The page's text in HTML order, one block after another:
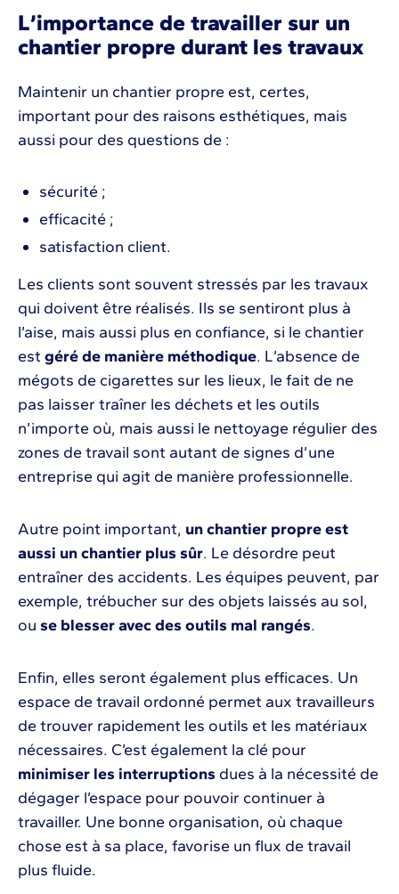
L’importance de travailler sur un
chantier propre durant les travaux
Maintenir un chantier propre est, certes,
important pour des raisons esthétiques, mais
aussi pour des questions de :
sécurité ;
efficacité ;
satisfaction client.
Les clients sont souvent stressés par les travaux
qui doivent être réalisés. Ils se sentiront plus à
l’aise, mais aussi plus en confiance, si le chantier
est géré de manière méthodique. L’absence de
mégots de cigarettes sur les lieux, le fait de ne
pas laisser traîner les déchets et les outils
n’importe où, mais aussi le nettoyage régulier des
zones de travail sont autant de signes d’une
entreprise qui agit de manière professionnelle.
Autre point important, un chantier propre est
aussi un chantier plus sûr. Le désordre peut
entraîner des accidents. Les équipes peuvent, par
exemple, trébucher sur des objets laissés au sol,
ou se blesser avec des outils mal rangés.
Enfin, elles seront également plus efficaces. Un
espace de travail ordonné permet aux travailleurs
de trouver rapidement les outils et les matériaux
nécessaires. C’est également la clé pour
minimiser les interruptions dues à la nécessité de
dégager l’espace pour pouvoir continuer à
travailler. Une bonne organisation, où chaque
chose est à sa place, favorise un flux de travail
plus fluide.